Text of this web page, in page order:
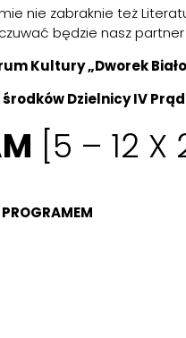
nie zabraknie też
będzie nasz
Kultury „Dworek
Dzielnicy IV
[5 – 12 X